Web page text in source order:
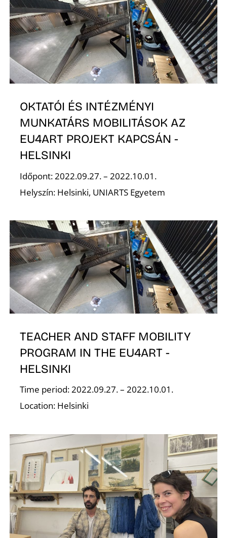
OKTATÓI ÉS INTÉZMÉNYI
MUNKATÁRS MOBILITÁSOK AZ
EU4ART PROJEKT KAPCSÁN -
HELSINKI
Időpont: 2022.09.27. – 2022.10.01.
Helyszín: Helsinki, UNIARTS Egyetem
TEACHER AND STAFF MOBILITY
PROGRAM IN THE EU4ART -
HELSINKI
Time period: 2022.09.27. – 2022.10.01.
Location: Helsinki